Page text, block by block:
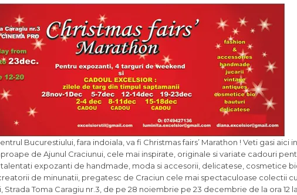
Bucurestiului, fara indoiala, va fi Christmas fairs’ Marathon ! Veti gasi aici
de Ajunul Craciunui, cele mai inspirate, originale si variate cadouri
talentati expozanti de handmade, moda si accesorii, delicatese, cosmetice
de minunatii, pregatesc de Craciun cele mai spectaculoase colectii
Strada Toma Caragiu nr.3, de pe 28 noiembrie pe 23 decembrie de la ora 12